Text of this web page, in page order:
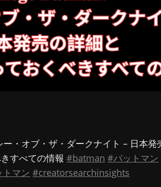
・オブ・ザ・ダークナイト – 日本発
すべての情報#batman #バットマン
マン #creatorsearchinsights